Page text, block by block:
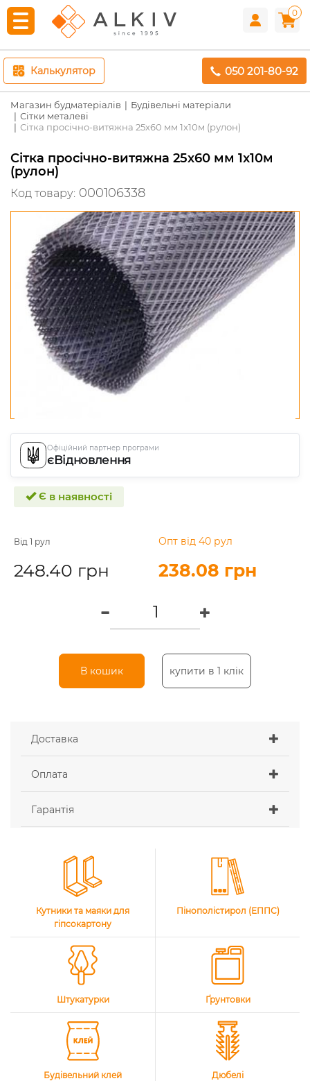
0
Калькулятор 050 201-80-92
Магазин будматеріалів
Будівельні матеріали
Сітки металеві
Сітка просічно-витяжна 25х60 мм 1x10м (рулон)
Сітка просічно-витяжна 25х60 мм 1x10м
(рулон)
Код товару: 000106338
Офіційний партнер програми
єВідновлення
Є в наявності
Від 1 рул
248.40 грн
Опт від 40 рул
238.08 грн
В кошик купити в 1 клік
Доставка
Оплата
Гарантія
Кутники та маяки для
гіпсокартону
Пінополістирол (ЕППС)
Штукатурки Ґрунтовки
Будівельний клей Дюбелі